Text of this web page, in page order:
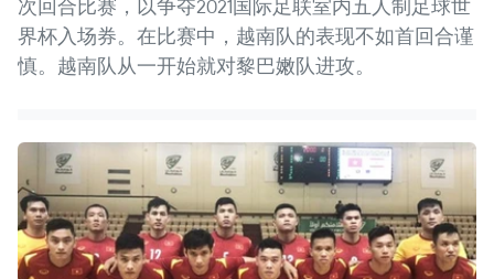
次回合比赛，以争夺2021国际足联室内五人制足球世
界杯入场券。在比赛中，越南队的表现不如首回合谨
慎。越南队从一开始就对黎巴嫩队进攻。